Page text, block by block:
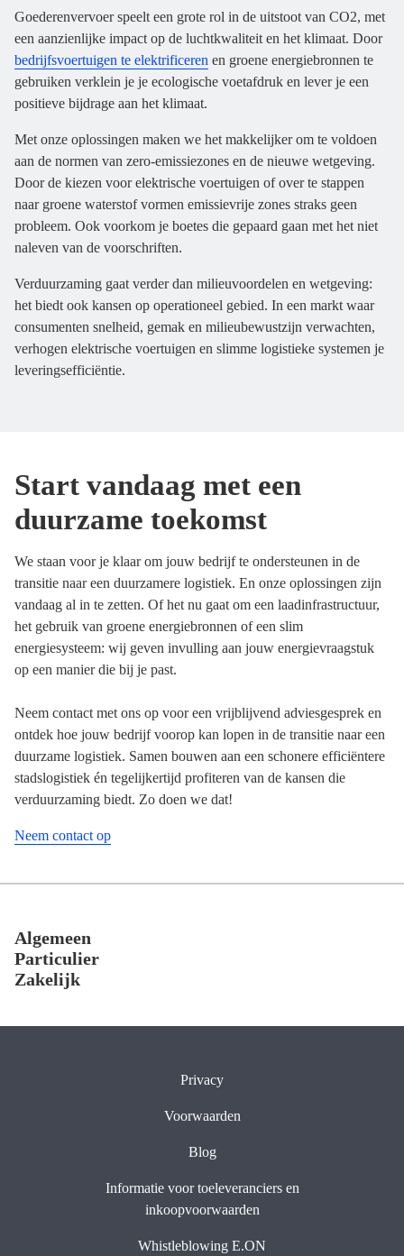
Goederenvervoer speelt een grote rol in de uitstoot van CO2, met
een aanzienlijke impact op de luchtkwaliteit en het klimaat. Door
bedrijfsvoertuigen te elektrificeren en groene energiebronnen te
gebruiken verklein je je ecologische voetafdruk en lever je een
positieve bijdrage aan het klimaat.
Met onze oplossingen maken we het makkelijker om te voldoen
aan de normen van zero-emissiezones en de nieuwe wetgeving.
Door de kiezen voor elektrische voertuigen of over te stappen
naar groene waterstof vormen emissievrije zones straks geen
probleem. Ook voorkom je boetes die gepaard gaan met het niet
naleven van de voorschriften.
Verduurzaming gaat verder dan milieuvoordelen en wetgeving:
het biedt ook kansen op operationeel gebied. In een markt waar
consumenten snelheid, gemak en milieubewustzijn verwachten,
verhogen elektrische voertuigen en slimme logistieke systemen je
leveringsefficiëntie.
Start vandaag met een
duurzame toekomst
We staan voor je klaar om jouw bedrijf te ondersteunen in de
transitie naar een duurzamere logistiek. En onze oplossingen zijn
vandaag al in te zetten. Of het nu gaat om een laadinfrastructuur,
het gebruik van groene energiebronnen of een slim
energiesysteem: wij geven invulling aan jouw energievraagstuk
op een manier die bij je past.
Neem contact met ons op voor een vrijblijvend adviesgesprek en
ontdek hoe jouw bedrijf voorop kan lopen in de transitie naar een
duurzame logistiek. Samen bouwen aan een schonere efficiëntere
stadslogistiek én tegelijkertijd profiteren van de kansen die
verduurzaming biedt. Zo doen we dat!
Neem contact op
Footer
Algemeen
Particulier
Zakelijk
Privacy
Voorwaarden
Blog
Informatie voor toeleveranciers en
inkoopvoorwaarden
Whistleblowing E.ON